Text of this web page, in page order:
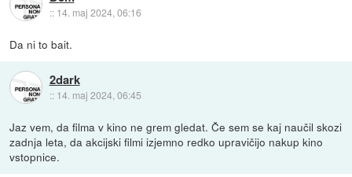
:: 14. maj 2024, 06:16
Da ni to bait.
2dark
:: 14. maj 2024, 06:45
Jaz vem, da filma v kino ne grem gledat. Če sem se kaj naučil skozi
zadnja leta, da akcijski filmi izjemno redko upravičijo nakup kino
vstopnice.